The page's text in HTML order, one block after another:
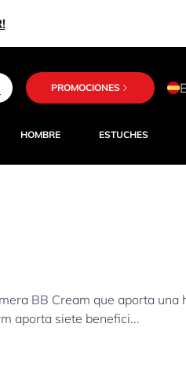
PROMOCIONES
HOMBRE ESTUCHES
BB Cream que aporta una
aporta siete benefici...